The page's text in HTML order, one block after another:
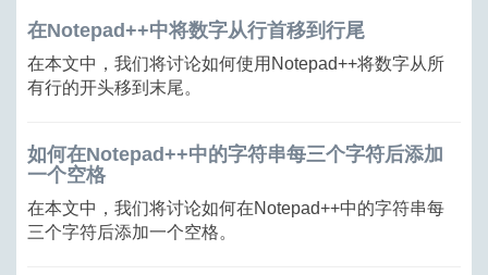
在Notepad++中将数字从行首移到行尾
在本文中，我们将讨论如何使用Notepad++将数字从所
有行的开头移到末尾。
如何在Notepad++中的字符串每三个字符后添加
一个空格
在本文中，我们将讨论如何在Notepad++中的字符串每
三个字符后添加一个空格。